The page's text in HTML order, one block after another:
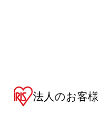
法人のお客様